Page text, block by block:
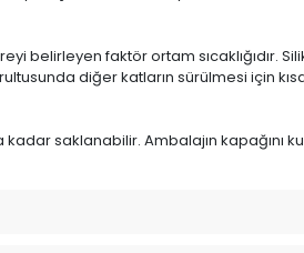
faktör ortam sıcaklığıdır.
diğer katların sürülmesi için
saklanabilir. Ambalajın